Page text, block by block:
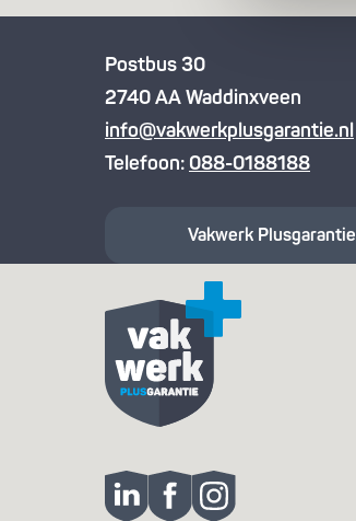
Postbus 30
2740 AA Waddinxveen
info@vakwerkplusgarantie.nl
Telefoon: 088-0188188
Vakwerk Plusgarantie